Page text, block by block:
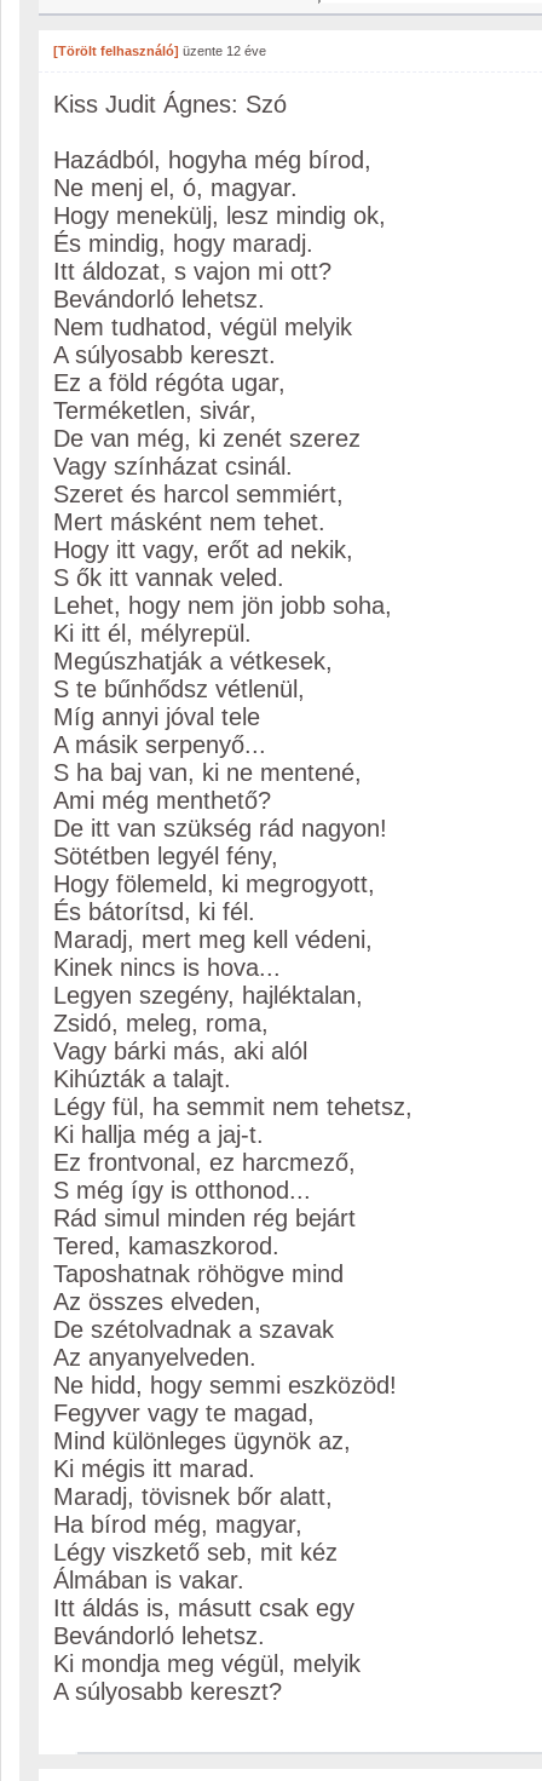
[Törölt felhasználó] üzente 12 éve
Kiss Judit Ágnes: Szó
Hazádból, hogyha még bírod,
Ne menj el, ó, magyar.
Hogy menekülj, lesz mindig ok,
És mindig, hogy maradj.
Itt áldozat, s vajon mi ott?
Bevándorló lehetsz.
Nem tudhatod, végül melyik
A súlyosabb kereszt.
Ez a föld régóta ugar,
Terméketlen, sivár,
De van még, ki zenét szerez
Vagy színházat csinál.
Szeret és harcol semmiért,
Mert másként nem tehet.
Hogy itt vagy, erőt ad nekik,
S ők itt vannak veled.
Lehet, hogy nem jön jobb soha,
Ki itt él, mélyrepül.
Megúszhatják a vétkesek,
S te bűnhődsz vétlenül,
Míg annyi jóval tele
A másik serpenyő...
S ha baj van, ki ne mentené,
Ami még menthető?
De itt van szükség rád nagyon!
Sötétben legyél fény,
Hogy fölemeld, ki megrogyott,
És bátorítsd, ki fél.
Maradj, mert meg kell védeni,
Kinek nincs is hova...
Legyen szegény, hajléktalan,
Zsidó, meleg, roma,
Vagy bárki más, aki alól
Kihúzták a talajt.
Légy fül, ha semmit nem tehetsz,
Ki hallja még a jaj-t.
Ez frontvonal, ez harcmező,
S még így is otthonod...
Rád simul minden rég bejárt
Tered, kamaszkorod.
Taposhatnak röhögve mind
Az összes elveden,
De szétolvadnak a szavak
Az anyanyelveden.
Ne hidd, hogy semmi eszközöd!
Fegyver vagy te magad,
Mind különleges ügynök az,
Ki mégis itt marad.
Maradj, tövisnek bőr alatt,
Ha bírod még, magyar,
Légy viszkető seb, mit kéz
Álmában is vakar.
Itt áldás is, másutt csak egy
Bevándorló lehetsz.
Ki mondja meg végül, melyik
A súlyosabb kereszt?